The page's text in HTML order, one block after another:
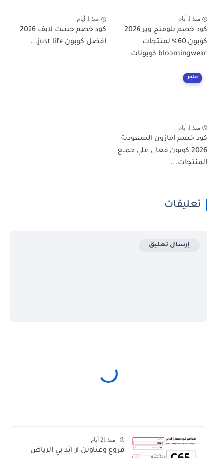
منذ 1 أيام
كود خصم بلومنج وير 2026
كوبون 60% لمنتجات
bloomingwear كوبونات
منذ 1 أيام
كود خصم جست لايف 2026
أفضل كوبون just life...
متجر
منذ 1 أيام
كود خصم امازون السعودية
2026 كوبون فعال علي جميع
المنتجات...
تعليقات
إرسال تعليق
منذ 21 أيام
فروع وعناوين ار اند بي الرياض